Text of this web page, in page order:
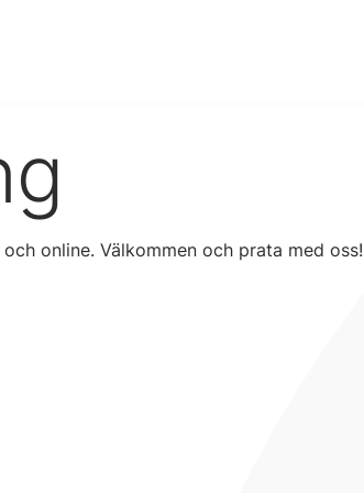
online. Välkommen och prata med oss!